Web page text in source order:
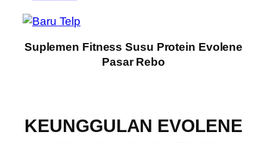
Suplemen Fitness Susu Protein Evolene
Pasar Rebo
KEUNGGULAN EVOLENE